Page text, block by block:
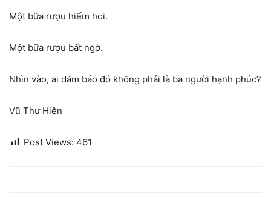
Một bữa rượu hiếm hoi.
Một bữa rượu bất ngờ.
Nhìn vào, ai dám bảo đó không phải là ba người hạnh phúc?
Vũ Thư Hiên
Post Views: 461